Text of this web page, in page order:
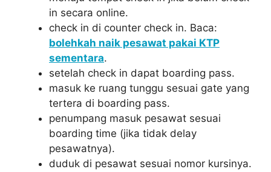
in secara online.
check in di counter check in. Baca:
bolehkah naik pesawat pakai KTP
sementara.
setelah check in dapat boarding pass.
masuk ke ruang tunggu sesuai gate yang
tertera di boarding pass.
penumpang masuk pesawat sesuai
boarding time (jika tidak delay
pesawatnya).
duduk di pesawat sesuai nomor kursinya.